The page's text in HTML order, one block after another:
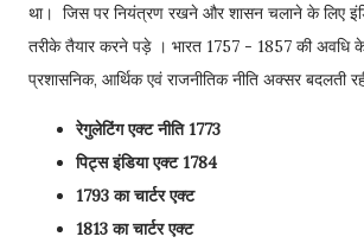
था। जिस पर नियंत्रण रखने और शासन चलाने के लिए
तरीके तैयार करने पड़े । भारत 1757 - 1857 की अवधि के
प्रशासनिक, आर्थिक एवं राजनीतिक नीति अक्सर बदलती
रेगुलेटिंग एक्ट नीति 1773
पिट्स इंडिया एक्ट 1784
1793 का चार्टर एक्ट
1813 का चार्टर एक्ट